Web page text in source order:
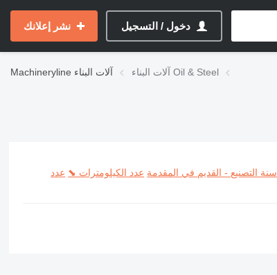
دخول / التسجيل نشر إعلانك
Machineryline آلات البناء آلات البناء Oil & Steel
سنة التصنيع - القديم في المقدمة عدد الكيلومترات ⬊ عدد